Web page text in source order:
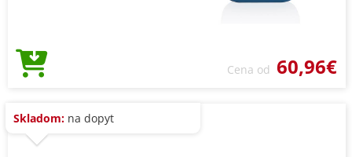
Cena od 60,96€
Skladom: na dopyt